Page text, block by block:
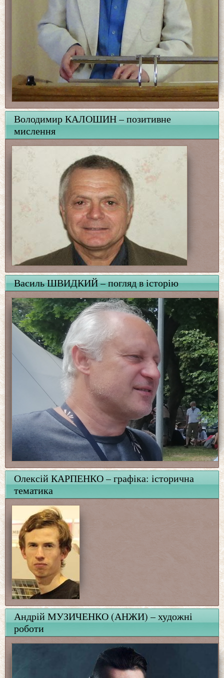
Володимир КАЛОШИН – позитивне
мислення
Василь ШВИДКИЙ – погляд в історію
Олексій КАРПЕНКО – графіка: історична
тематика
Андрій МУЗИЧЕНКО (АНЖИ) – художні
роботи